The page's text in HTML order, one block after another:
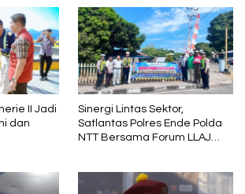
II Jadi
dan
Sinergi Lintas Sektor,
Satlantas Polres Ende Polda
NTT Bersama Forum LLAJ